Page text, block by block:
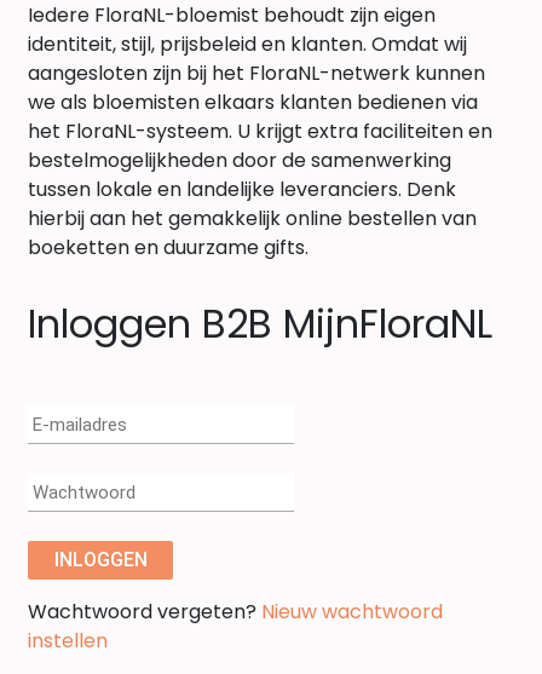
Iedere FloraNL-bloemist behoudt zijn eigen
identiteit, stijl, prijsbeleid en klanten. Omdat wij
aangesloten zijn bij het FloraNL-netwerk kunnen
we als bloemisten elkaars klanten bedienen via
het FloraNL-systeem. U krijgt extra faciliteiten en
bestelmogelijkheden door de samenwerking
tussen lokale en landelijke leveranciers. Denk
hierbij aan het gemakkelijk online bestellen van
boeketten en duurzame gifts.
Inloggen B2B MijnFloraNL
Wachtwoord vergeten? Nieuw wachtwoord
instellen